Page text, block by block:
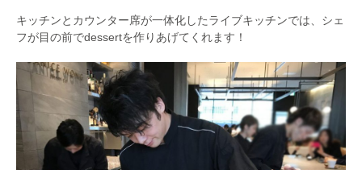
キッチンとカウンター席が一体化したライブキッチンでは、シェ
フが目の前でdessertを作りあげてくれます！